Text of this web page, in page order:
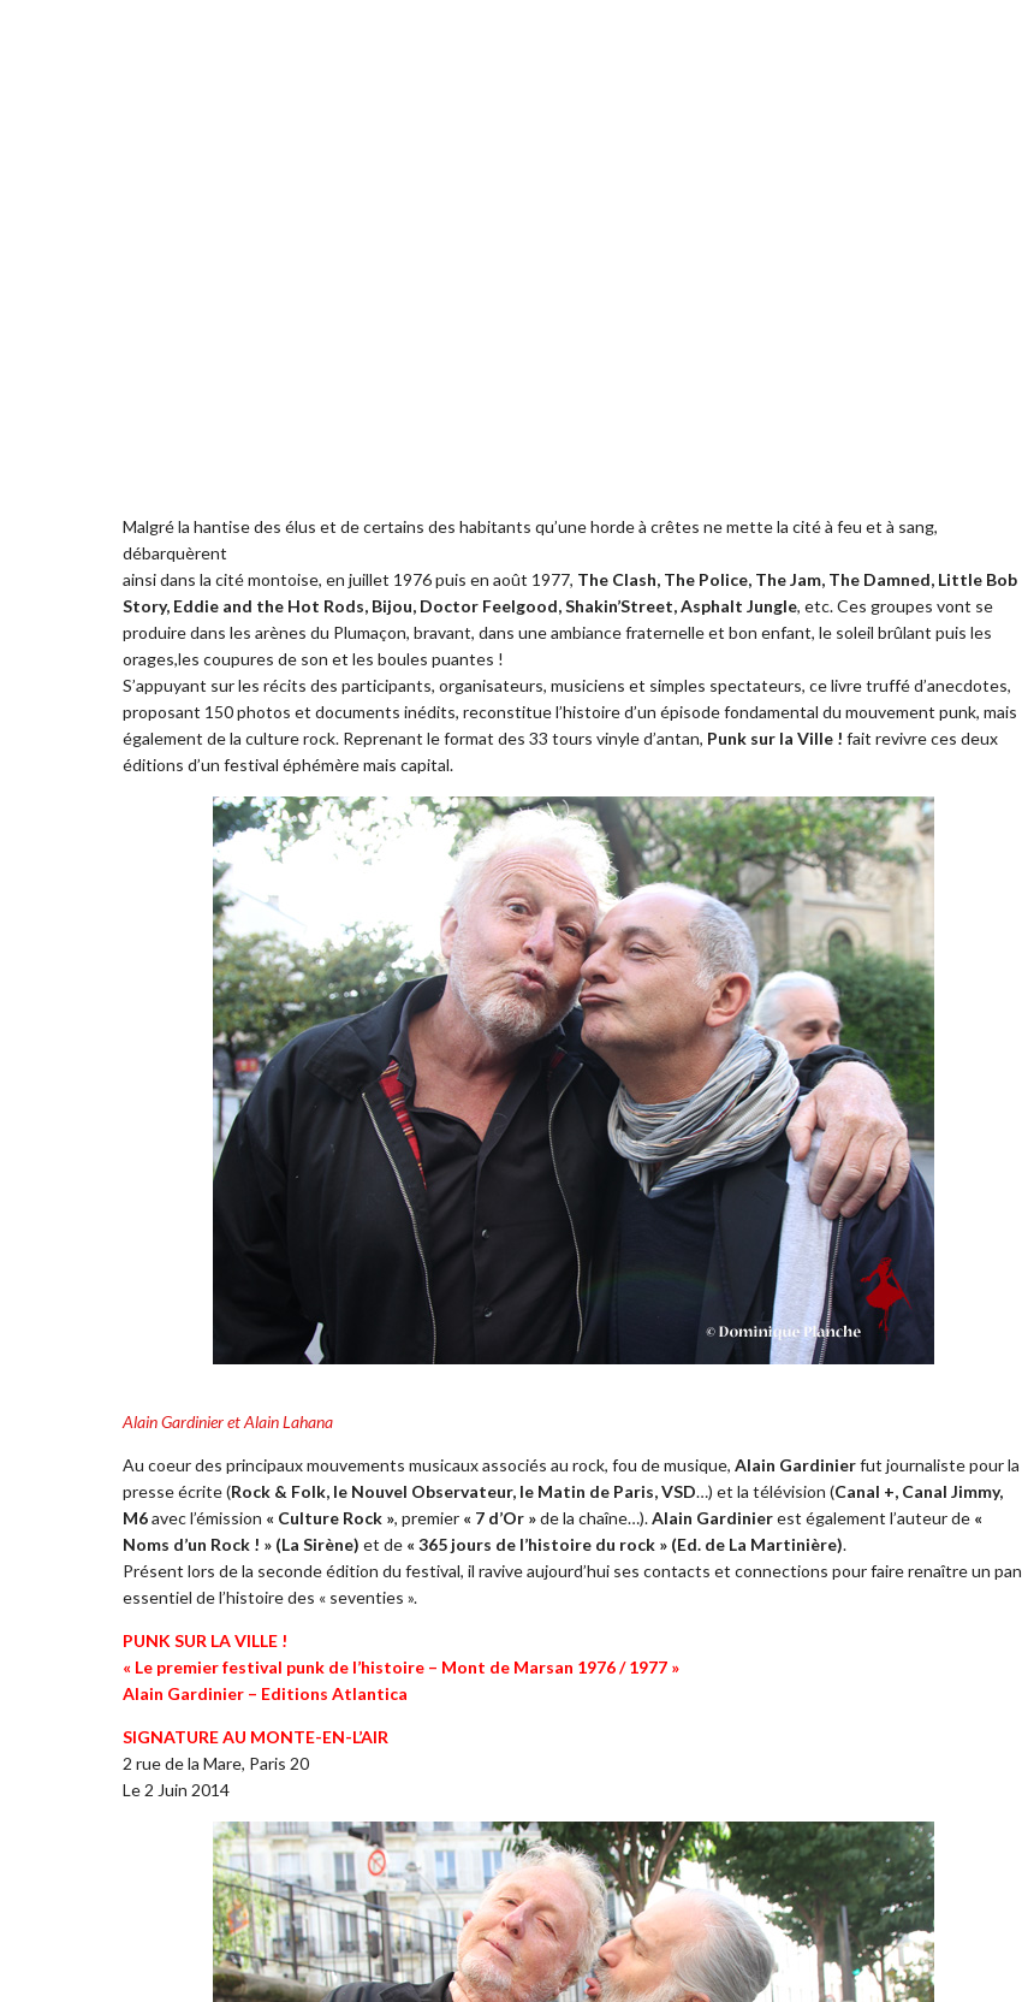
Malgré la hantise des élus et de certains des habitants qu’une horde à crêtes ne mette la cité à feu et à sang,
débarquèrent
ainsi dans la cité montoise, en juillet 1976 puis en août 1977, The Clash, The Police, The Jam, The Damned, Little Bob
Story, Eddie and the Hot Rods, Bijou, Doctor Feelgood, Shakin’Street, Asphalt Jungle, etc. Ces groupes vont se
produire dans les arènes du Plumaçon, bravant, dans une ambiance fraternelle et bon enfant, le soleil brûlant puis les
orages,les coupures de son et les boules puantes !
S’appuyant sur les récits des participants, organisateurs, musiciens et simples spectateurs, ce livre truffé d’anecdotes,
proposant 150 photos et documents inédits, reconstitue l’histoire d’un épisode fondamental du mouvement punk, mais
également de la culture rock. Reprenant le format des 33 tours vinyle d’antan, Punk sur la Ville ! fait revivre ces deux
éditions d’un festival éphémère mais capital.
Alain Gardinier et Alain Lahana
Au coeur des principaux mouvements musicaux associés au rock, fou de musique, Alain Gardinierfut journaliste pour la
presse écrite (Rock & Folk, le Nouvel Observateur, le Matin de Paris, VSD…) et la télévision (Canal +, Canal Jimmy,
M6avec l’émission « Culture Rock », premier « 7 d’Or »de la chaîne…).Alain Gardinierest également l’auteur de «
Noms d’un Rock ! » (La Sirène) et de « 365 jours de l’histoire du rock » (Ed. de La Martinière).
Présent lors de la seconde édition du festival, il ravive aujourd’hui ses contacts et connections pour faire renaître un pan
essentiel de l’histoire des « seventies ».
PUNK SUR LA VILLE !
« Le premier festival punk de l’histoire – Mont de Marsan 1976 / 1977 »
Alain Gardinier – Editions Atlantica
SIGNATURE AU MONTE-EN-L’AIR
2 rue de la Mare, Paris 20
Le 2 Juin 2014